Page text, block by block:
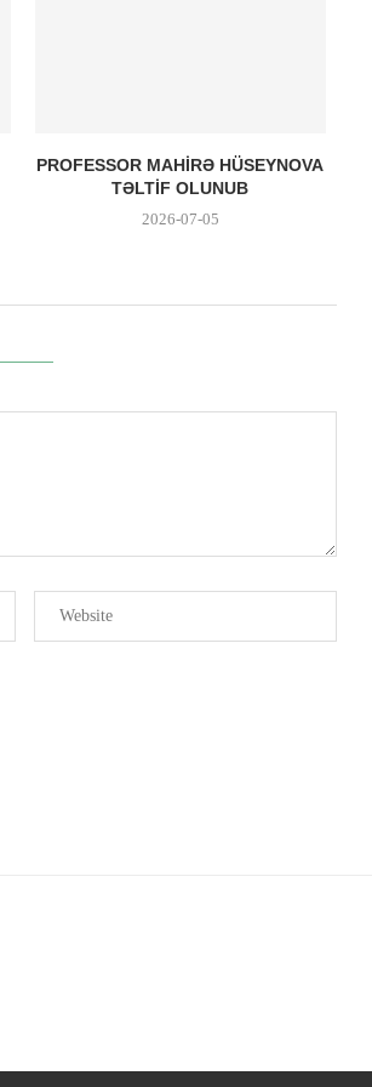
PROFESSOR MAHIRƏ HÜSEYNOVA
TƏLTIF OLUNUB
2026-07-05